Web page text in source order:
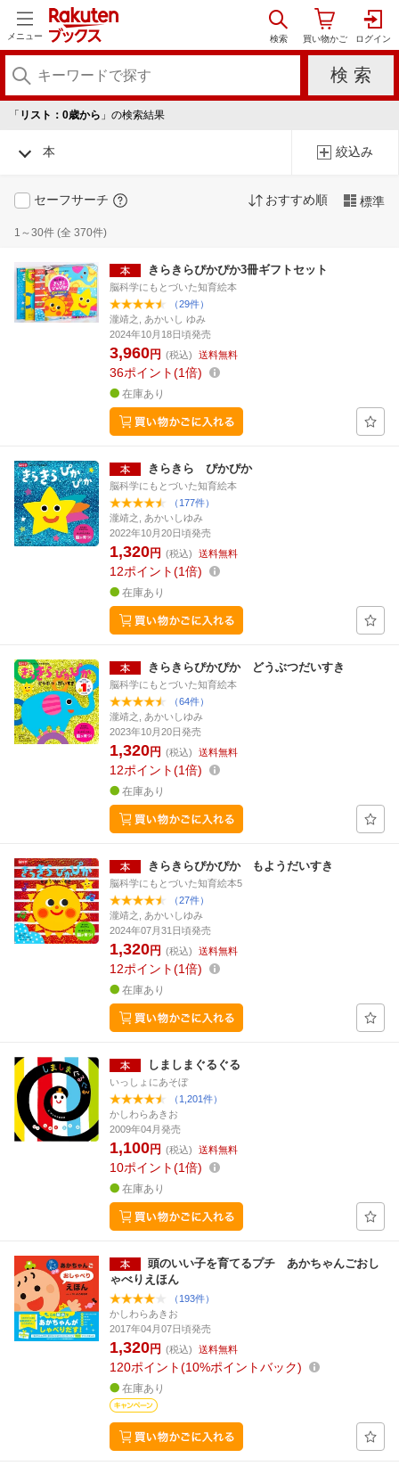
メニュー
「 リスト：0歳から 」の検索結果
本 絞込み
セーフサーチ おすすめ順 標準
1～30件 (全 370件)
きらきらぴかぴか3冊ギフトセット
脳科学にもとづいた知育絵本
（29件）
瀧靖之, あかいし ゆみ
2024年10月18日頃発売
3,960円 (税込) 送料無料
36ポイント 1倍
在庫あり
きらきら ぴかぴか
脳科学にもとづいた知育絵本
（177件）
瀧靖之, あかいしゆみ
2022年10月20日頃発売
1,320円 (税込) 送料無料
12ポイント 1倍
在庫あり
きらきらぴかぴか どうぶつだいすき
脳科学にもとづいた知育絵本
（64件）
瀧靖之, あかいしゆみ
2023年10月20日発売
1,320円 (税込) 送料無料
12ポイント 1倍
在庫あり
きらきらぴかぴか もようだいすき
脳科学にもとづいた知育絵本5
（27件）
瀧靖之, あかいしゆみ
2024年07月31日頃発売
1,320円 (税込) 送料無料
12ポイント 1倍
在庫あり
しましまぐるぐる
いっしょにあそぼ
（1,201件）
かしわらあきお
2009年04月発売
1,100円 (税込) 送料無料
10ポイント 1倍
在庫あり
頭のいい子を育てるプチ あかちゃんごおし
ゃべりえほん
（193件）
かしわらあきお
2017年04月07日頃発売
1,320円 (税込) 送料無料
120ポイント 10%ポイントバック
在庫あり